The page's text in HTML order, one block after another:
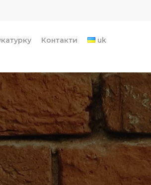
Контакти uk